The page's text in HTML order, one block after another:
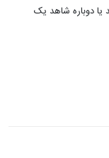
یا دوباره شاهد یک